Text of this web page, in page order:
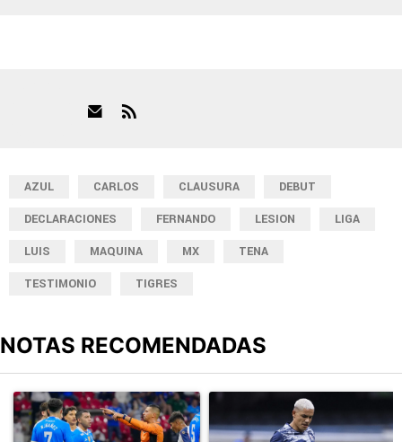
AZUL CARLOS CLAUSURA
DEBUT
DECLARACIONES
FERNANDO LESION
LIGA
LUIS
MAQUINA MX
TENA
TESTIMONIO
TIGRES
NOTAS RECOMENDADAS
Un artículo de tendencia con el título "Cruz Azul 2-3 Atlante:
Un artículo de tendencia con